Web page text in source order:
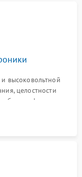
высоковольтной
целостности
флажков и
бумаги).